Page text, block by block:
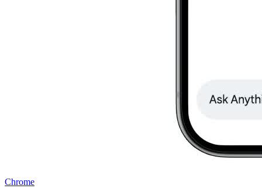
Chrome